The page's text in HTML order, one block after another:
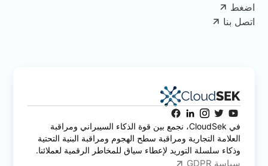
اضغط
اتصل بنا
في CloudSek، نجمع بين قوة الذكاء السيبراني ومراقبة
العلامة التجارية ومراقبة سطح الهجوم ومراقبة البنية التحتية
وذكاء سلسلة التوريد لإعطاء سياق للمخاطر الرقمية لعملائنا.
سياسة GDPR